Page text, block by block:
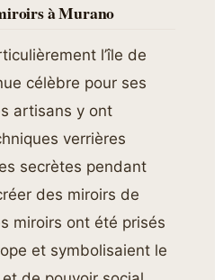
à Murano
l’île de
célèbre pour ses
artisans y ont
verrières
secrètes pendant
des miroirs de
miroirs ont été prisés
et symbolisaient le